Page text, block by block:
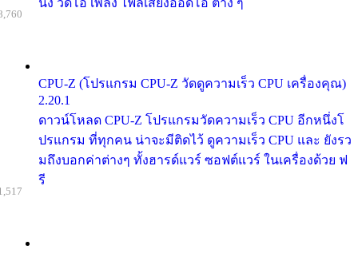
นัง วิดีโอ เพลง ไฟล์เสียงออดิโอ ต่าง ๆ
CPU-Z (โปรแกรม CPU-Z วัดดูความเร็ว CPU เครื่องคุณ)
2.20.1
ดาวน์โหลด CPU-Z โปรแกรมวัดความเร็ว CPU อีกหนึ่งโ
ปรแกรม ที่ทุกคน น่าจะมีติดไว้ ดูความเร็ว CPU และ ยังรว
มถึงบอกค่าต่างๆ ทั้งฮารด์แวร์ ซอฟต์แวร์ ในเครื่องด้วย ฟ
รี